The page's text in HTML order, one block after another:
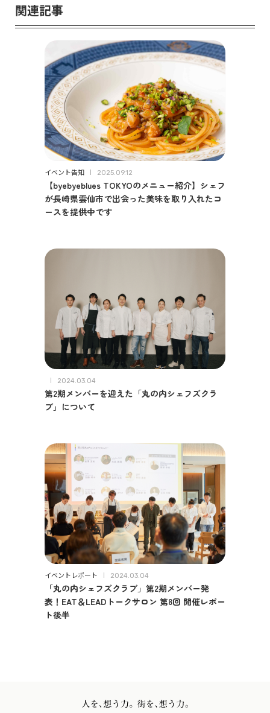
関連記事
イベント告知 2025.09.12
【byebyeblues TOKYOのメニュー紹介】シェフ
が長崎県雲仙市で出会った美味を取り入れたコ
ースを提供中です
2024.03.04
第2期メンバーを迎えた「丸の内シェフズクラ
ブ」について
イベントレポート 2024.03.04
「丸の内シェフズクラブ」第2期メンバー発
表！EAT＆LEADトークサロン 第8回 開催レポー
ト後半